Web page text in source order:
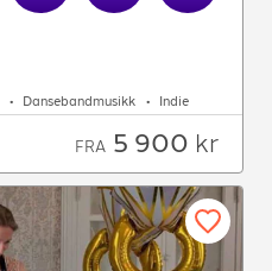
Dansebandmusikk Indie
FRA 5 900 kr